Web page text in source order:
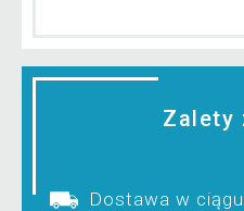
Zalety
Dostawa w